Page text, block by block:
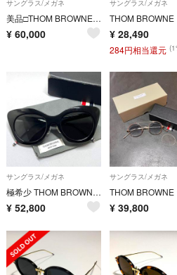
サングラス/メガネ
美品□THOM BROWNE トムブラウン TBX915 ボストンフレーム メガネ 眼鏡 アイウェア ゴールド ブラック 50□21-145 度入り 日本製 メンズ
¥ 60,000
サングラス/メガネ
¥ 28,490
284円相当還元
サングラス/メガネ
極希少 THOM BROWNE TB-508 サングラス ケース付 キャットアイ 廃番モデル 日本製
¥ 52,800
サングラス/メガネ
¥ 39,800